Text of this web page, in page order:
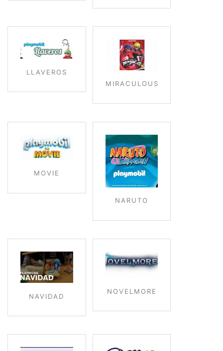
LLAVEROS
MIRACULOUS
MOVIE
NARUTO
NAVIDAD
NOVELMORE